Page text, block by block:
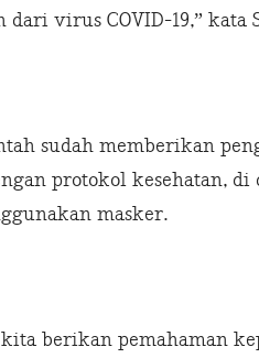
dari virus COVID-19,” kata
sudah memberikan
protokol kesehatan,
masker.
berikan pemahaman